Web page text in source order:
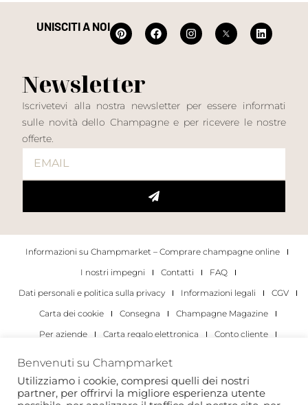
UNISCITI A NOI
Newsletter
Iscrivetevi alla nostra newsletter per essere informati
sulle novità dello Champagne e per ricevere le nostre
offerte.
Informazioni su Champmarket – Comprare champagne online
I nostri impegni
Contatti
FAQ
Dati personali e politica sulla privacy
Informazioni legali
CGV
Carta dei cookie
Consegna
Champagne Magazine
Per aziende
Carta regalo elettronica
Conto cliente
Per gli individui
Per le aziende
Benvenuti su Champmarket
Utilizziamo i cookie, compresi quelli dei nostri
partner, per offrirvi la migliore esperienza utente